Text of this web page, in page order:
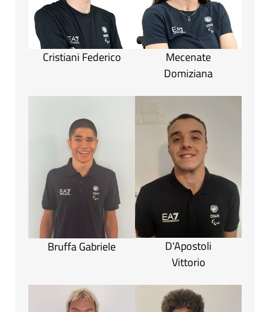
Cristiani Federico
Mecenate
Domiziana
Bruffa Gabriele
D'Apostoli
Vittorio